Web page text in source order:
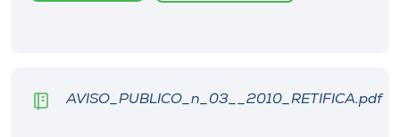
Unoesc AVISO_PUBLICO_n_03__2010_RETIFICA.pdf